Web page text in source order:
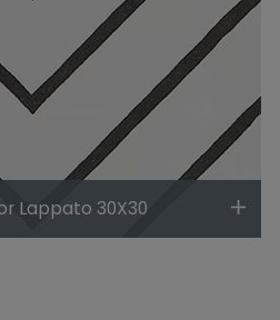
Lappato 30X30